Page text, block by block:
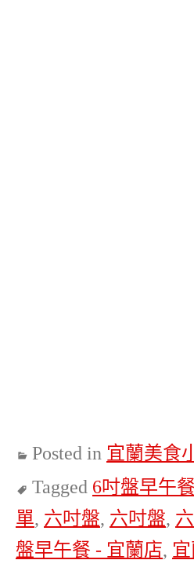
Posted in 宜蘭美食
Tagged 6吋盤早午餐
單, 六吋盤, 六吋盤,
盤早午餐 - 宜蘭店,